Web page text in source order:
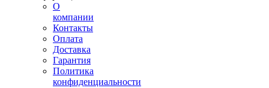
О
компании
Контакты
Оплата
Доставка
Гарантия
Политика
конфиденциальности